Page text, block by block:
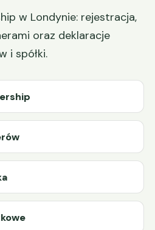
w Londynie: rejestracja,
oraz deklaracje
i spółki.